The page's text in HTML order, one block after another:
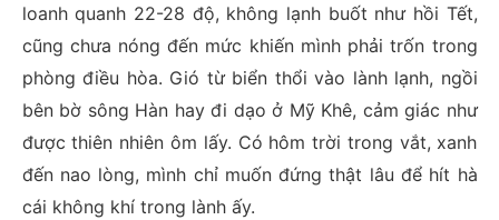
loanh quanh 22-28 độ, không lạnh buốt như hồi Tết,
cũng chưa nóng đến mức khiến mình phải trốn trong
phòng điều hòa. Gió từ biển thổi vào lành lạnh, ngồi
bên bờ sông Hàn hay đi dạo ở Mỹ Khê, cảm giác như
được thiên nhiên ôm lấy. Có hôm trời trong vắt, xanh
đến nao lòng, mình chỉ muốn đứng thật lâu để hít hà
cái không khí trong lành ấy.